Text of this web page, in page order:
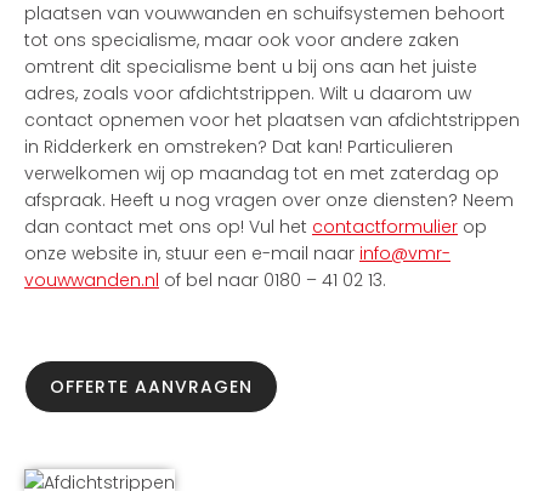
plaatsen van vouwwanden en schuifsystemen behoort
tot ons specialisme, maar ook voor andere zaken
omtrent dit specialisme bent u bij ons aan het juiste
adres, zoals voor afdichtstrippen. Wilt u daarom uw
contact opnemen voor het plaatsen van afdichtstrippen
in Ridderkerk en omstreken? Dat kan! Particulieren
verwelkomen wij op maandag tot en met zaterdag op
afspraak. Heeft u nog vragen over onze diensten? Neem
dan contact met ons op! Vul het contactformulier op
onze website in, stuur een e-mail naar info@vmr-
vouwwanden.nl of bel naar 0180 – 41 02 13.
OFFERTE AANVRAGEN